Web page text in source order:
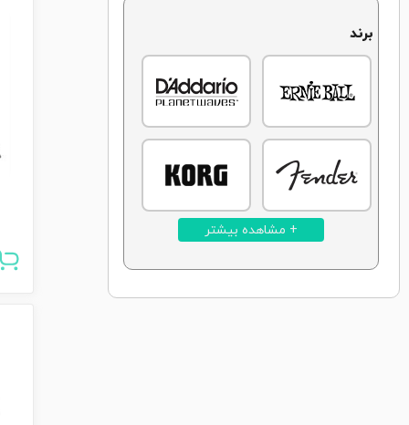
برند
+ مشاهده بیشتر